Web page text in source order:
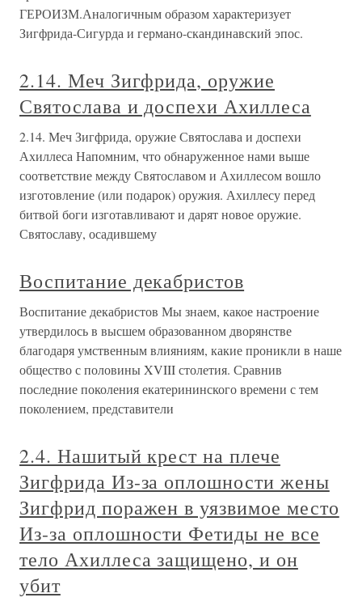
ГЕРОИЗМ.Аналогичным образом характеризует
Зигфрида-Сигурда и германо-скандинавский эпос.
2.14. Меч Зигфрида, оружие
Святослава и доспехи Ахиллеса
2.14. Меч Зигфрида, оружие Святослава и доспехи
Ахиллеса Напомним, что обнаруженное нами выше
соответствие между Святославом и Ахиллесом вошло
изготовление (или подарок) оружия. Ахиллесу перед
битвой боги изготавливают и дарят новое оружие.
Святославу, осадившему
Воспитание декабристов
Воспитание декабристов Мы знаем, какое настроение
утвердилось в высшем образованном дворянстве
благодаря умственным влияниям, какие проникли в наше
общество с половины XVIII столетия. Сравнив
последние поколения екатерининского времени с тем
поколением, представители
2.4. Нашитый крест на плече
Зигфрида Из-за оплошности жены
Зигфрид поражен в уязвимое место
Из-за оплошности Фетиды не все
тело Ахиллеса защищено, и он
убит